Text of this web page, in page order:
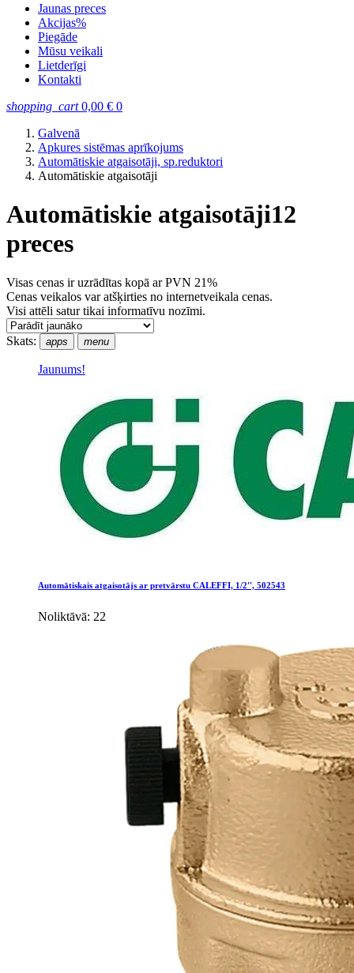
Jaunas preces
Akcijas%
Piegāde
Mūsu veikali
Lietderīgi
Kontakti
shopping_cart 0,00 € 0
Galvenā
Apkures sistēmas aprīkojums
Automātiskie atgaisotāji, sp.reduktori
Automātiskie atgaisotāji
Automātiskie atgaisotāji12
preces
Visas cenas ir uzrādītas kopā ar PVN 21%
Cenas veikalos var atšķirties no internetveikala cenas.
Visi attēli satur tikai informatīvu nozīmi.
Skats: apps menu
Jaunums!
Automātiskais atgaisotājs ar pretvārstu CALEFFI, 1/2'', 502543
Noliktāvā: 22